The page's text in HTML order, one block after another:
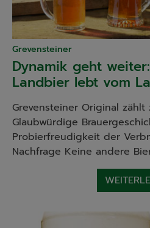
Grevensteiner
Dynamik geht
Landbier lebt vom
Grevensteiner Original
Glaubwürdige
Probierfreudigkeit der
Nachfrage Keine andere